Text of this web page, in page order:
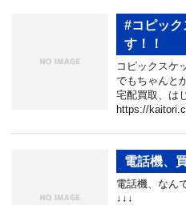
#コピッ
す！！
コピックスケ
でもちゃんと
宅配買取、は
https://
電話機、
電話機、なん
↓↓↓